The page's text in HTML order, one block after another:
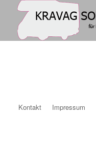
Kontakt Impressum